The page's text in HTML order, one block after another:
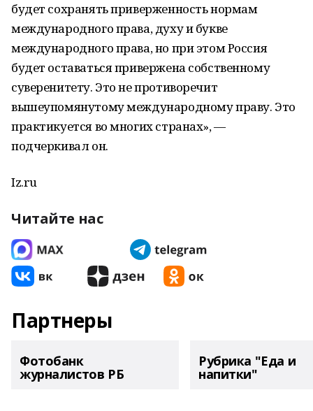
будет сохранять приверженность нормам
международного права, духу и букве
международного права, но при этом Россия
будет оставаться привержена собственному
суверенитету. Это не противоречит
вышеупомянутому международному праву. Это
практикуется во многих странах», —
подчеркивал он.
Iz.ru
Читайте нас
Партнеры
Фотобанк
журналистов РБ
Рубрика "Еда и
напитки"